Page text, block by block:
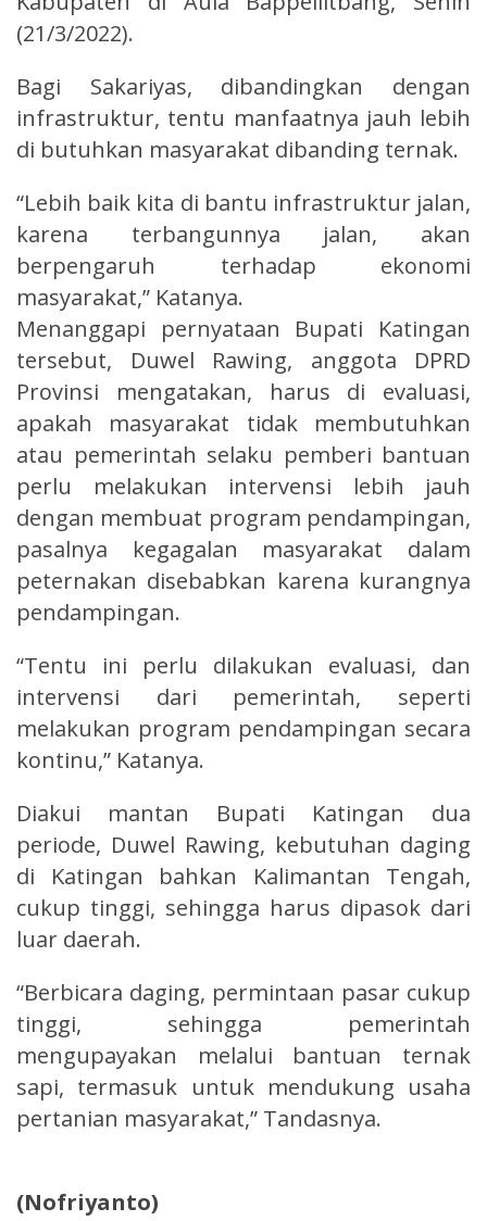
(21/3/2022).
Bagi Sakariyas, dibandingkan dengan
infrastruktur, tentu manfaatnya jauh lebih
di butuhkan masyarakat dibanding ternak.
“Lebih baik kita di bantu infrastruktur jalan,
karena terbangunnya jalan, akan
berpengaruh terhadap ekonomi
masyarakat,” Katanya.
Menanggapi pernyataan Bupati Katingan
tersebut, Duwel Rawing, anggota DPRD
Provinsi mengatakan, harus di evaluasi,
apakah masyarakat tidak membutuhkan
atau pemerintah selaku pemberi bantuan
perlu melakukan intervensi lebih jauh
dengan membuat program pendampingan,
pasalnya kegagalan masyarakat dalam
peternakan disebabkan karena kurangnya
pendampingan.
“Tentu ini perlu dilakukan evaluasi, dan
intervensi dari pemerintah, seperti
melakukan program pendampingan secara
kontinu,” Katanya.
Diakui mantan Bupati Katingan dua
periode, Duwel Rawing, kebutuhan daging
di Katingan bahkan Kalimantan Tengah,
cukup tinggi, sehingga harus dipasok dari
luar daerah.
“Berbicara daging, permintaan pasar cukup
tinggi, sehingga pemerintah
mengupayakan melalui bantuan ternak
sapi, termasuk untuk mendukung usaha
pertanian masyarakat,” Tandasnya.
(Nofriyanto)